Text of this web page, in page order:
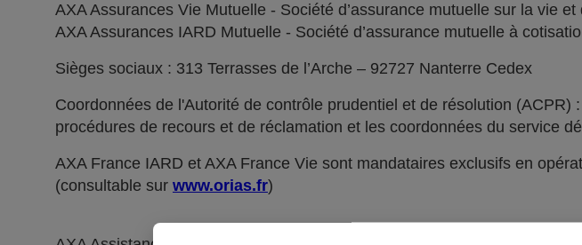
AXA Assurances Vie Mutuelle - Société d’assurance mutuelle sur la vie
AXA Assurances IARD Mutuelle - Société d’assurance mutuelle à
Sièges sociaux : 313 Terrasses de l’Arche – 92727 Nanterre Cedex
Coordonnées de l'Autorité de contrôle prudentiel et de résolution
procédures de recours et de réclamation et les coordonnées du service
AXA France IARD et AXA France Vie sont mandataires exclusifs en
(consultable sur www.orias.fr)